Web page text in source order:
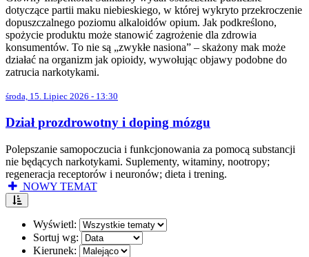
dotyczące partii maku niebieskiego, w której wykryto przekroczenie
dopuszczalnego poziomu alkaloidów opium. Jak podkreślono,
spożycie produktu może stanowić zagrożenie dla zdrowia
konsumentów. To nie są „zwykłe nasiona” – skażony mak może
działać na organizm jak opioidy, wywołując objawy podobne do
zatrucia narkotykami.
środa, 15. Lipiec 2026 - 13:30
Dział prozdrowotny i doping mózgu
Polepszanie samopoczucia i funkcjonowania za pomocą substancji
nie będących narkotykami. Suplementy, witaminy, nootropy;
regeneracja receptorów i neuronów; dieta i trening.
NOWY TEMAT
Wyświetl:
Sortuj wg:
Kierunek: